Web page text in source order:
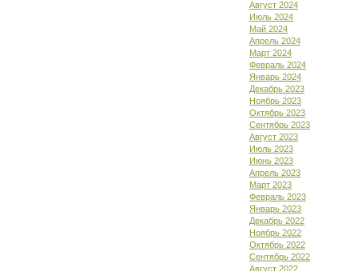
Август 2024
Июль 2024
Май 2024
Апрель 2024
Март 2024
Февраль 2024
Январь 2024
Декабрь 2023
Ноябрь 2023
Октябрь 2023
Сентябрь 2023
Август 2023
Июль 2023
Июнь 2023
Апрель 2023
Март 2023
Февраль 2023
Январь 2023
Декабрь 2022
Ноябрь 2022
Октябрь 2022
Сентябрь 2022
Август 2022